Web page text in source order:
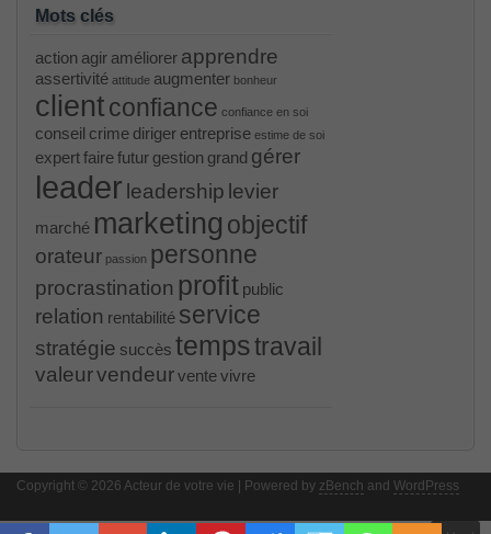
Mots clés
action agir améliorer apprendre
assertivité attitude augmenter bonheur
client confiance confiance en soi
conseil crime diriger entreprise estime de soi
expertfairefutur gestion grand gérer
leader leadership levier
marché marketing objectif
orateur passion personne
procrastination profit public
relation rentabilité service
stratégie succès tempstravail
valeurvendeurventevivre
001 practice, /GCFA, /MB6-702 dumps, /300-
070, /70-980 pdf, /070-685, / 070-243, /70-680 ,
Copyright © 2026 Acteur de votre vie | Powered by zBench and WordPress